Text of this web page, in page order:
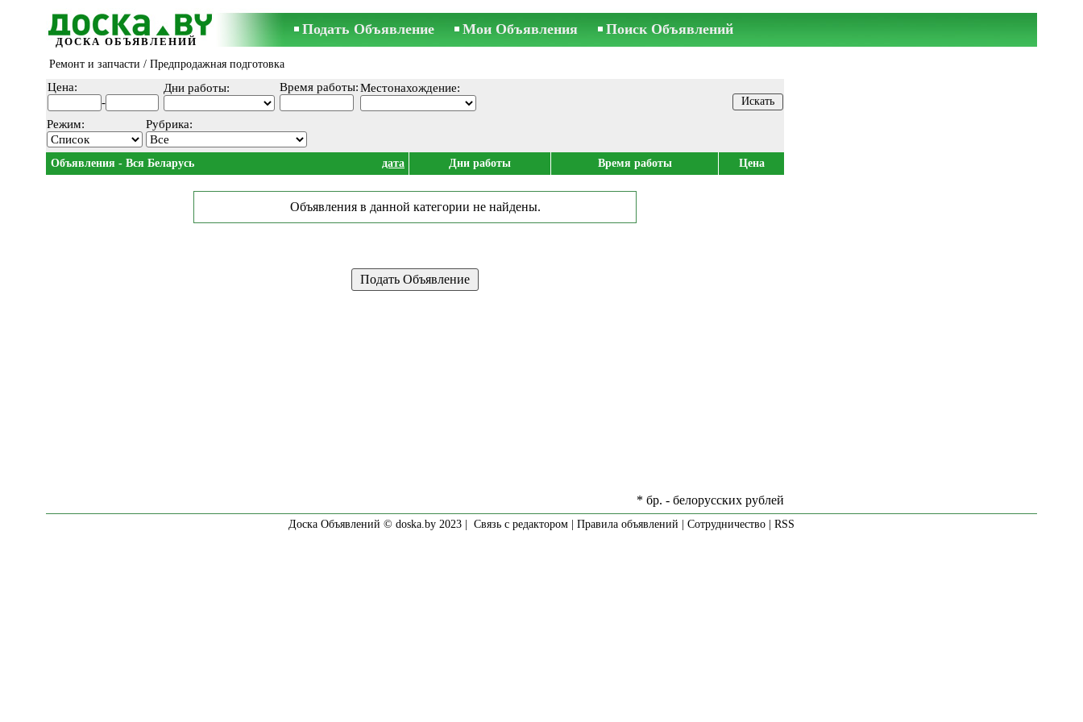
ДОСКА ОБЪЯВЛЕНИЙ
Подать Объявление Мои Объявления Поиск Объявлений
Ремонт и запчасти / Предпродажная подготовка
Цена:
-
Дни работы: Время работы:Местонахождение:
Режим: Рубрика:
Объявления - Вся Беларусь дата Дни работы Время работы Цена
Объявления в данной категории не найдены.
* бр. - белорусских рублей
Доска Объявлений © doska.by 2023 | Связь с редактором Правила объявлений Сотрудничество RSS